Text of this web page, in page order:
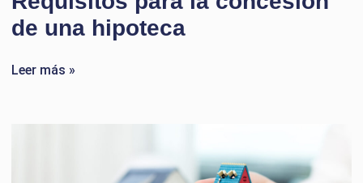
de una hipoteca
Leer más »